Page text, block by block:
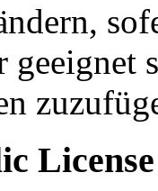
geeignet
License